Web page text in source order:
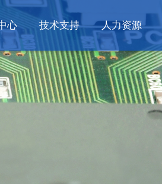
心 技术支持 人力资源